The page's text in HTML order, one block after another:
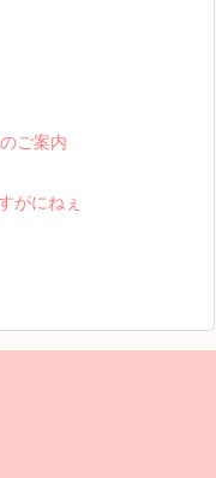
ご案内
がにねぇ